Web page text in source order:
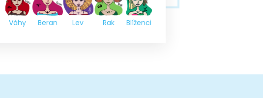
Váhy Beran Lev Rak Blíženci